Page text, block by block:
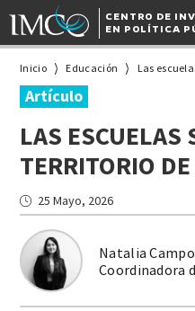
CENTRO DE
EN POLÍTICA
Inicio Educación Las
Artículo
LAS ESCUELAS
TERRITORIO
Natalia
Coordinadora
25 Mayo, 2026